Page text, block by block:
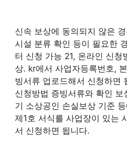
신속 보상에 동의되지 않은
시설 분류 확인 등이 필요한
터 신청 가능 21, 온라인 신청
상. kr에서 사업자등록번호,
빙서류 업로드해서 신청하면
신청방법 증빙서류와 확인
기 소상공인 손실보상 기준
제1호 서식를 사업장이 있는
서 신청하면 됩니다.